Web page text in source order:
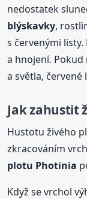
nedostatek
blýskavky,
s červenými
a hnojení. Pokud
a světla,
Jak zahustit
Hustotu živého
zkracováním
plotu Photinia
Když se vrchol